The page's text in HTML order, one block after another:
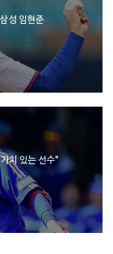
성 임현준
치 있는 선수"